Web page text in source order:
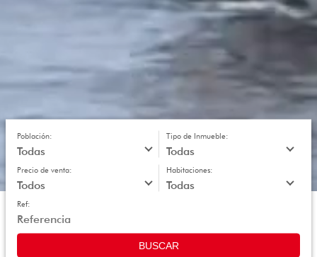
Población: Tipo de Inmueble:
Precio de venta: Habitaciones:
Ref:
BUSCAR